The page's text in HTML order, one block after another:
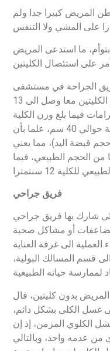
المريض كبيرا جدا ولم
ما استدعى المريض
الجراحة في مستشفى
دبي، في عملية الاستئصال إن وزن الكليتين معا وصل الى 13
اليسرى 6 كيلوغرامات فيما بلغ وزن الكلية
اليمنى 7 كيلوغرامات وطول كل كلية حوالي 40 سم، علما بأن
للكلية هو 150 غراما (حجم قبضة اليد)، مما يعني
كان أكبر بـ 40 ضعفا من الحجم الطبيعي، فيما
فريق جراحي
شارك بها فريق جراحي
أو مشاكل صحية
الى غرفة العناية
الى قسم المسالك البولية،
بدون كليتين، قال
غسل الكلى بشكل دائم،
الكلوي المزمن، إذ إن
من عدمه واحد، وبالتالي